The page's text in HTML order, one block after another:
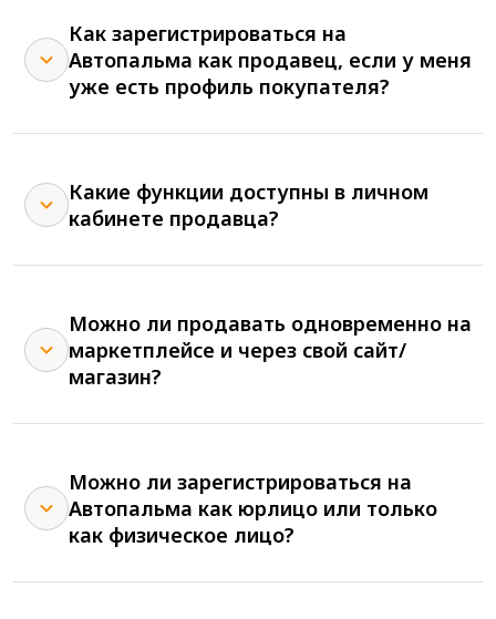
Как зарегистрироваться на
Автопальма как продавец, если у меня
уже есть профиль покупателя?
Какие функции доступны в личном
кабинете продавца?
Можно ли продавать одновременно на
маркетплейсе и через свой сайт/
магазин?
Можно ли зарегистрироваться на
Автопальма как юрлицо или только
как физическое лицо?